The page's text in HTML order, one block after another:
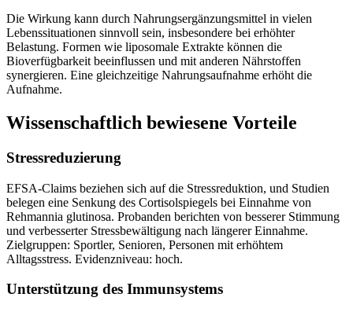
Die Wirkung kann durch Nahrungsergänzungsmittel in vielen
Lebenssituationen sinnvoll sein, insbesondere bei erhöhter
Belastung. Formen wie liposomale Extrakte können die
Bioverfügbarkeit beeinflussen und mit anderen Nährstoffen
synergieren. Eine gleichzeitige Nahrungsaufnahme erhöht die
Aufnahme.
Wissenschaftlich bewiesene Vorteile
Stressreduzierung
EFSA-Claims beziehen sich auf die Stressreduktion, und Studien
belegen eine Senkung des Cortisolspiegels bei Einnahme von
Rehmannia glutinosa. Probanden berichten von besserer Stimmung
und verbesserter Stressbewältigung nach längerer Einnahme.
Zielgruppen: Sportler, Senioren, Personen mit erhöhtem
Alltagsstress. Evidenzniveau: hoch.
Unterstützung des Immunsystems